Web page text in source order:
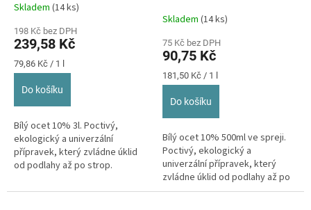
Průměrné
produktu
je
5,0
z
Skladem (14 ks)
198 Kč bez DPH
239,58 Kč
Měrná
cena:
79,86 Kč / 1 l
Do košíku
Bílý ocet 10% 3l. Poctivý,
ekologický a univerzální
přípravek, který zvládne úklid
od podlahy až po strop.
Skladem (14 ks)
75 Kč bez DPH
90,75 Kč
Měrná
cena:
181,50 Kč / 1 l
Do košíku
Bílý ocet 10% 500ml ve spreji.
Poctivý, ekologický a
univerzální přípravek, který
zvládne úklid od podlahy až po
strop.